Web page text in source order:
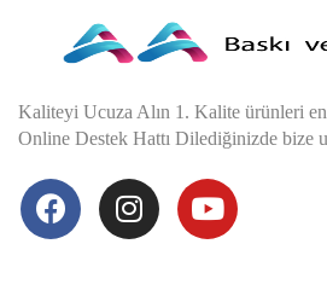
Kaliteyi Ucuza Alın 1. Kalite ürünleri
Online Destek Hattı Dilediğinizde bize